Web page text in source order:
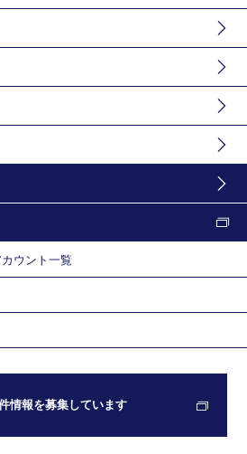
ウント一覧
情報を募集しています